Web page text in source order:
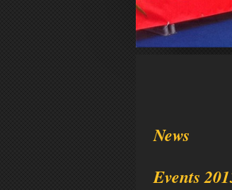
News
Events